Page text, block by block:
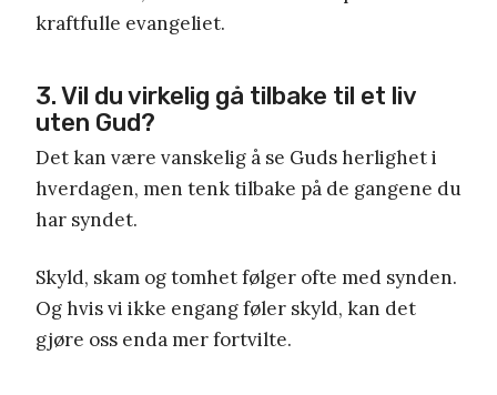
kraftfulle evangeliet.
3. Vil du virkelig gå tilbake til et liv
uten Gud?
Det kan være vanskelig å se Guds herlighet i
hverdagen, men tenk tilbake på de gangene du
har syndet.
Skyld, skam og tomhet følger ofte med synden.
Og hvis vi ikke engang føler skyld, kan det
gjøre oss enda mer fortvilte.